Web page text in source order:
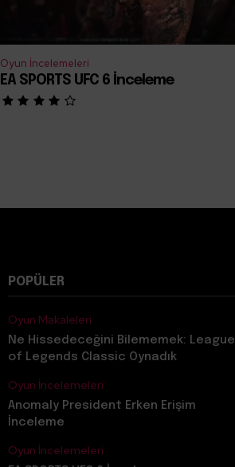
Oyun İncelemeleri
EA SPORTS UFC 6 İnceleme
POPÜLER
Oyun Makaleleri
Ne Hissedeceğini Bilememek: League
of Legends Classic Oynadık
Oyun İncelemeleri
Anomaly President Erken Erişim
İnceleme
Oyun İncelemeleri